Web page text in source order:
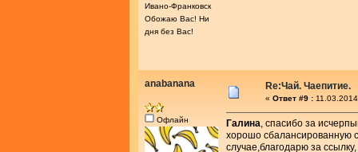
Ивано-Франковск
Обожаю Вас! Ни
дня без Вас!
anabanana
Офлайн
Re:Чай. Чаепитие.
« Ответ #9 :
Галина , спасибо за
хорошо сбалансированную
случае,благодарю за